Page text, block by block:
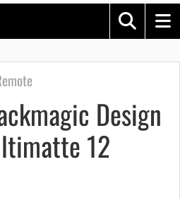
Design
12